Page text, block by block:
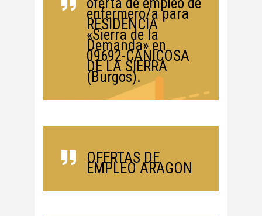
enfermero/a para
RESIDENCIA
«Sierra de la
Demanda» en
09692-CANICOSA
DE LA SIERRA
(Burgos).
OFERTAS DE
EMPLEO ARAGON